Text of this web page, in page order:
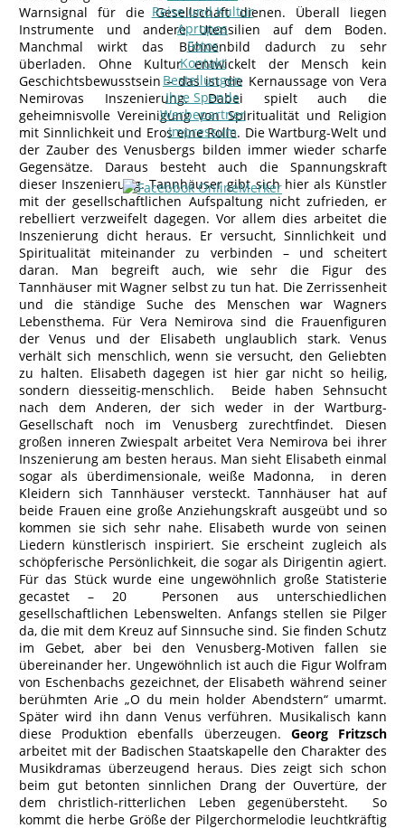
Reise und Kultur
Apropos
Fotos
Kontakt
Bestellungen
Ihre Spende
Werbepartner
Impressum
Warnsignal für die Gesellschaft dienen. Überall liegen
Instrumente und andere Utensilien auf dem Boden.
Manchmal wirkt das Bühnenbild dadurch zu sehr
überladen. Ohne Kultur entwickelt der Mensch kein
Geschichtsbewusstsein – das ist die Kernaussage von Vera
Nemirovas Inszenierung. Dabei spielt auch die
geheimnisvolle Vereinigung von Spiritualität und Religion
mit Sinnlichkeit und Eros eine Rolle. Die Wartburg-Welt und
der Zauber des Venusbergs bilden immer wieder scharfe
Gegensätze. Daraus besteht auch die Spannungskraft
dieser Inszenierung. Tannhäuser gibt sich hier als Künstler
mit der gesellschaftlichen Aufspaltung nicht zufrieden, er
rebelliert verzweifelt dagegen. Vor allem dies arbeitet die
Inszenierung dicht heraus. Er versucht, Sinnlichkeit und
Spiritualität miteinander zu verbinden – und scheitert
daran. Man begreift auch, wie sehr die Figur des
Tannhäuser mit Wagner selbst zu tun hat. Die Zerrissenheit
und die ständige Suche des Menschen war Wagners
Lebensthema. Für Vera Nemirova sind die Frauenfiguren
der Venus und der Elisabeth unglaublich stark. Venus
verhält sich menschlich, wenn sie versucht, den Geliebten
zu halten. Elisabeth dagegen ist hier gar nicht so heilig,
sondern diesseitig-menschlich. Beide haben Sehnsucht
nach dem Anderen, der sich weder in der Wartburg-
Gesellschaft noch im Venusberg zurechtfindet. Diesen
großen inneren Zwiespalt arbeitet Vera Nemirova bei ihrer
Inszenierung am besten heraus. Man sieht Elisabeth einmal
sogar als überdimensionale, weiße Madonna, in deren
Kleidern sich Tannhäuser versteckt. Tannhäuser hat auf
beide Frauen eine große Anziehungskraft ausgeübt und so
kommen sie sich sehr nahe. Elisabeth wurde von seinen
Liedern künstlerisch inspiriert. Sie erscheint zugleich als
schöpferische Persönlichkeit, die sogar als Dirigentin agiert.
Für das Stück wurde eine ungewöhnlich große Statisterie
gecastet – 20 Personen aus unterschiedlichen
gesellschaftlichen Lebenswelten. Anfangs stellen sie Pilger
da, die mit dem Kreuz auf Sinnsuche sind. Sie finden Schutz
im Gebet, aber bei den Venusberg-Motiven fallen sie
übereinander her. Ungewöhnlich ist auch die Figur Wolfram
von Eschenbachs gezeichnet, der Elisabeth während seiner
berühmten Arie „O du mein holder Abendstern“ umarmt.
Später wird ihn dann Venus verführen. Musikalisch kann
diese Produktion ebenfalls überzeugen. Georg Fritzsch
arbeitet mit der Badischen Staatskapelle den Charakter des
Musikdramas überzeugend heraus. Dies zeigt sich schon
beim gut betonten sinnlichen Drang der Ouvertüre, der
dem christlich-ritterlichen Leben gegenübersteht. So
kommt die herbe Größe der Pilgerchormelodie leuchtkräftig